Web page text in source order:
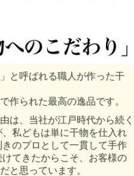
と呼ばれる職人が作った干
作られた最高の逸品です。
は、当社が江戸時代から続く
、私どもは単に干物を仕入れ
のプロとして一貫して手作
てきたからこそ、お客様の
と思っています。